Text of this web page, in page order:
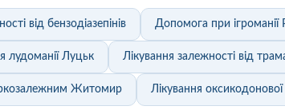
від бензодіазепінів Допомога при ігроманії
лудоманії Луцьк Лікування залежності від
Житомир Лікування